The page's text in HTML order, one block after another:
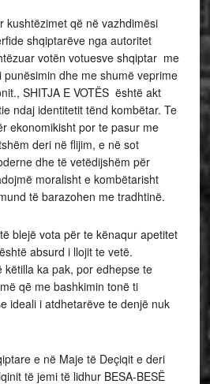
kushtëzimet që në vazhdimësi
shqiptarëve nga autoritet
votën votuesve shqiptar me
dhe me shumë veprime
SHITJA E VOTËS është akt
ndaj identitetit tënd kombëtar. Te
ekonomikisht por te pasur me
deri në flijim, e në sot
dhe të vetëdijshëm për
moralisht e kombëtarisht
të barazohen me tradhtinë.
blejë vota për te kënaqur apetitet
absurd i llojit te vetë.
këtilla ka pak, por edhepse te
qē me bashkimin tonë ti
ideali i atdhetarëve te denjë nuk
e në Maje të Deçiqit e deri
të jemi të lidhur BESA-BESË